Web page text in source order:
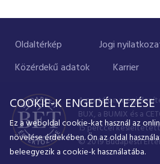
Oldaltérkép Jogi
Közérdekű adatok
Karrier
A portálon
BUX, a BUMIX és a
15 perccel
© 2019 Budapesti
COOKIE-K ENGEDÉLYEZÉSE
Ez a weboldal cookie-kat használ az
növelése érdekében. Ön az oldal
beleegyezik a cookie-k használatába.